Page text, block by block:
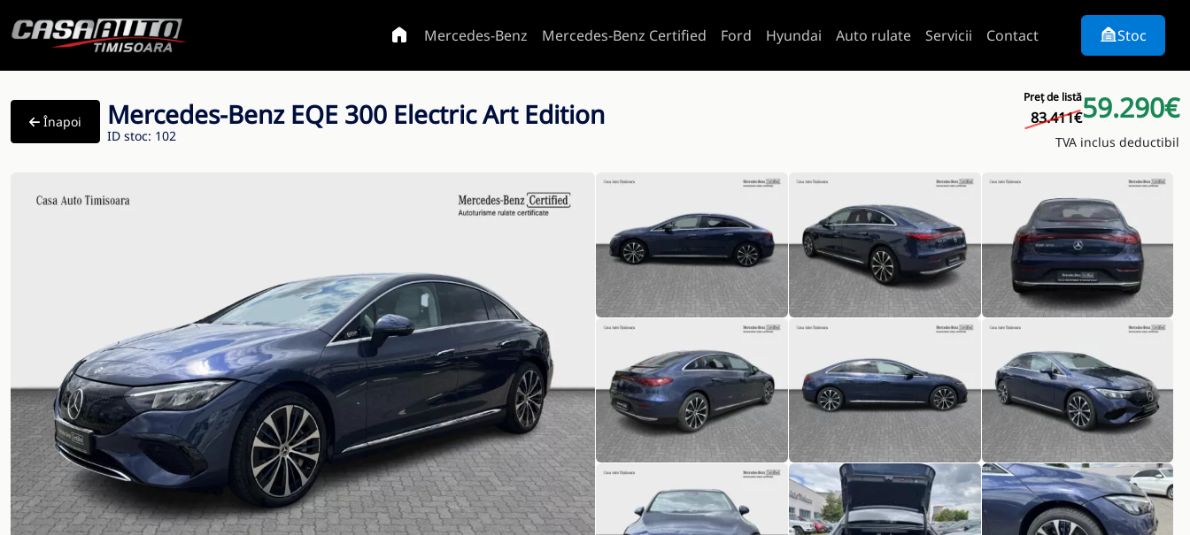
Mercedes-Benz Mercedes-Benz Certified Ford Hyundai Auto rulate Servicii Contact Stoc
Înapoi Mercedes-Benz EQE 300 Electric Art Edition
ID stoc: 102
Preț de listă
83.411€59.290€
TVA inclus deductibil